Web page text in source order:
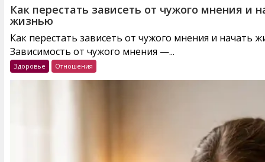
Как перестать зависеть от чужого мнения и
жизнью
Как перестать зависеть от чужого мнения и начать
Зависимость от чужого мнения —...
Здоровье Отношения